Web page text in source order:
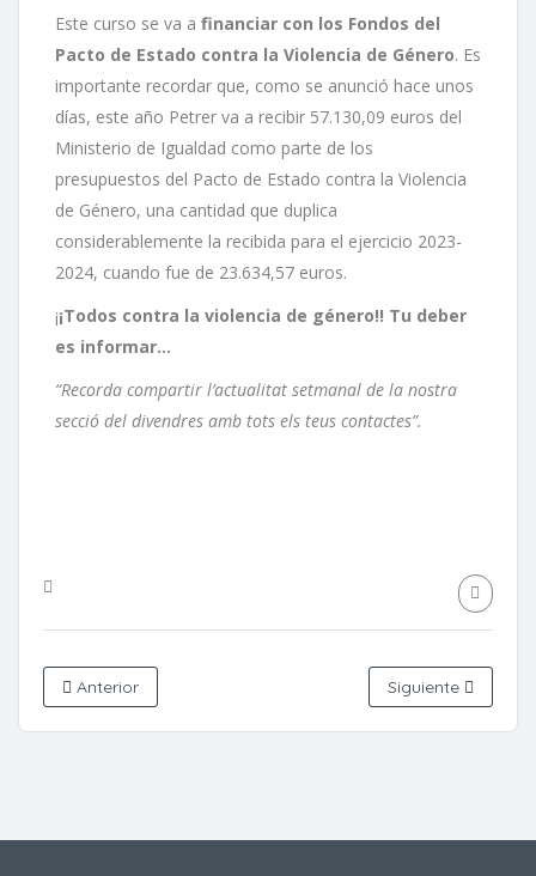
Este curso se va a financiar con los Fondos del
Pacto de Estado contra la Violencia de Género. Es
importante recordar que, como se anunció hace unos
días, este año Petrer va a recibir 57.130,09 euros del
Ministerio de Igualdad como parte de los
presupuestos del Pacto de Estado contra la Violencia
de Género, una cantidad que duplica
considerablemente la recibida para el ejercicio 2023-
2024, cuando fue de 23.634,57 euros.
¡¡Todos contra la violencia de género!! Tu deber
es informar…
“Recorda compartir l’actualitat setmanal de la nostra
secció del divendres amb tots els teus contactes”.
Anterior Siguiente